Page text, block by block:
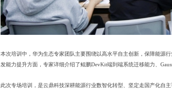
本次培训中，华为生态专家团队主要围绕以高水平自主创新，保障能源
发能力提升方面，专家详细介绍了鲲鹏DevKit端到端系统迁移能力、
此次专场培训，是云鼎科技深耕能源行业数智化转型、坚定走国产化自